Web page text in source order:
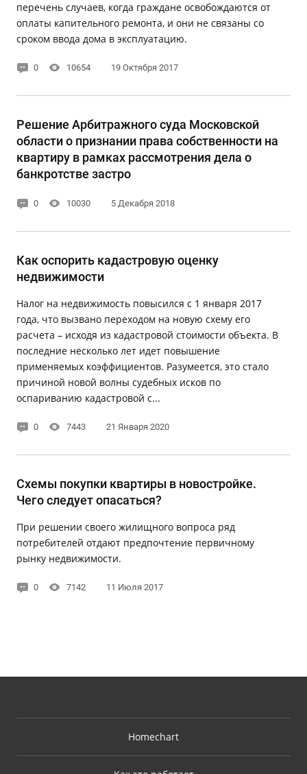
перечень случаев, когда граждане освобождаются от
оплаты капительного ремонта, и они не связаны со
сроком ввода дома в эксплуатацию.
0 10654 19 Октября 2017
Решение Арбитражного суда Московской
области о признании права собственности на
квартиру в рамках рассмотрения дела о
банкротстве застро
0 10030 5 Декабря 2018
Как оспорить кадастровую оценку
недвижимости
Налог на недвижимость повысился с 1 января 2017
года, что вызвано переходом на новую схему его
расчета – исходя из кадастровой стоимости объекта. В
последние несколько лет идет повышение
применяемых коэффициентов. Разумеется, это стало
причиной новой волны судебных исков по
оспариванию кадастровой с...
0 7443 21 Января 2020
Схемы покупки квартиры в новостройке.
Чего следует опасаться?
При решении своего жилищного вопроса ряд
потребителей отдают предпочтение первичному
рынку недвижимости.
0 7142 11 Июля 2017
Homechart